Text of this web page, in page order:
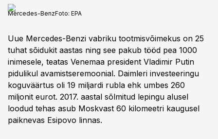
Mercedes-BenzFoto: EPA
Uue Mercedes-Benzi vabriku tootmisvõimekus on 25
tuhat sõidukit aastas ning see pakub tööd pea 1000
inimesele, teatas Venemaa president Vladimir Putin
pidulikul avamistseremoonial. Daimleri investeeringu
koguväärtus oli 19 miljardi rubla ehk umbes 260
miljonit eurot. 2017. aastal sõlmitud lepingu alusel
loodud tehas asub Moskvast 60 kilomeetri kaugusel
paiknevas Esipovo linnas.